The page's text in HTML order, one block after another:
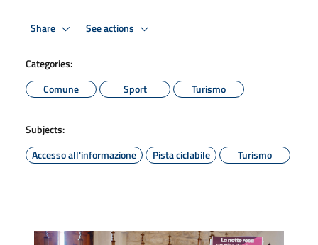
Share See actions
Categories:
Comune
Sport Turismo
Subjects:
Accesso all'informazione
Pista ciclabile Turismo